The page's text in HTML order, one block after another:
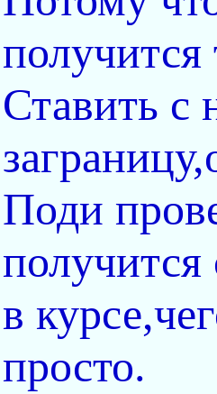
получится
Ставить с
Поди
в
просто.